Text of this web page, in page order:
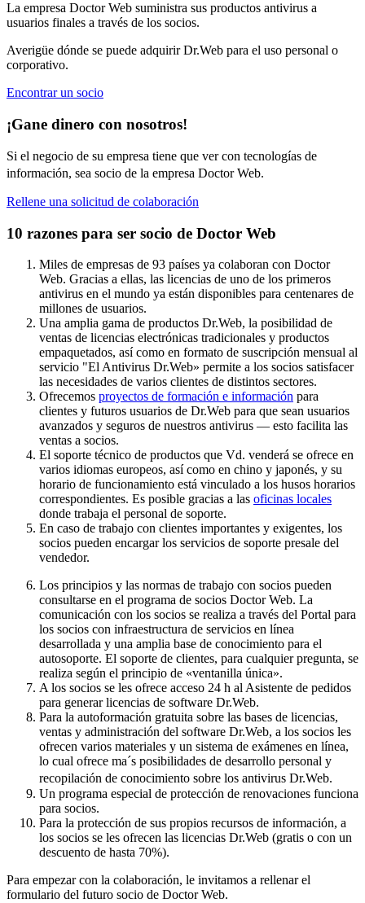
La empresa Doctor Web suministra sus productos antivirus a
usuarios finales a través de los socios.
Averigüe dónde se puede adquirir Dr.Web para el uso personal o
corporativo.
Encontrar un socio
¡Gane dinero con nosotros!
Si el negocio de su empresa tiene que ver con tecnologías de
información, sea socio de la empresa Doctor Web.
Rellene una solicitud de colaboración
10 razones para ser socio de Doctor Web
Miles de empresas de 93 países ya colaboran con Doctor
Web. Gracias a ellas, las licencias de uno de los primeros
antivirus en el mundo ya están disponibles para centenares de
millones de usuarios.
Una amplia gama de productos Dr.Web, la posibilidad de
ventas de licencias electrónicas tradicionales y productos
empaquetados, así como en formato de suscripción mensual al
servicio "El Antivirus Dr.Web» permite a los socios satisfacer
las necesidades de varios clientes de distintos sectores.
Ofrecemos proyectos de formación e información para
clientes y futuros usuarios de Dr.Web para que sean usuarios
avanzados y seguros de nuestros antivirus — esto facilita las
ventas a socios.
El soporte técnico de productos que Vd. venderá se ofrece en
varios idiomas europeos, así como en chino y japonés, y su
horario de funcionamiento está vinculado a los husos horarios
correspondientes. Es posible gracias a las oficinas locales
donde trabaja el personal de soporte.
En caso de trabajo con clientes importantes y exigentes, los
socios pueden encargar los servicios de soporte presale del
vendedor.
Los principios y las normas de trabajo con socios pueden
consultarse en el programa de socios Doctor Web. La
comunicación con los socios se realiza a través del Portal para
los socios con infraestructura de servicios en línea
desarrollada y una amplia base de conocimiento para el
autosoporte. El soporte de clientes, para cualquier pregunta, se
realiza según el principio de «ventanilla única».
A los socios se les ofrece acceso 24 h al Asistente de pedidos
para generar licencias de software Dr.Web.
Para la autoformación gratuita sobre las bases de licencias,
ventas y administración del software Dr.Web, a los socios les
ofrecen varios materiales y un sistema de exámenes en línea,
lo cual ofrece ma´s posibilidades de desarrollo personal y
recopilación de conocimiento sobre los antivirus Dr.Web.
Un programa especial de protección de renovaciones funciona
para socios.
Para la protección de sus propios recursos de información, a
los socios se les ofrecen las licencias Dr.Web (gratis o con un
descuento de hasta 70%).
Para empezar con la colaboración, le invitamos a rellenar el
formulario del futuro socio de Doctor Web.